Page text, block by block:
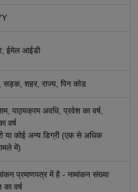
ईमेल आईडी
सड़क, शहर, राज्य, पिन कोड
पाठ्यक्रम अवधि, प्रवेश का वर्ष,
वर्ष
या कोई अन्य डिग्री (एक से अधिक
में)
प्रमाणपत्र में है - नामांकन संख्या
वर्ष